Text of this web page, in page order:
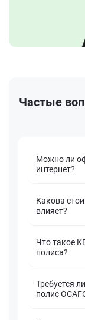
Частые
Можно ли
интернет?
Какова
влияет?
Что такое
полиса?
Требуется
полис